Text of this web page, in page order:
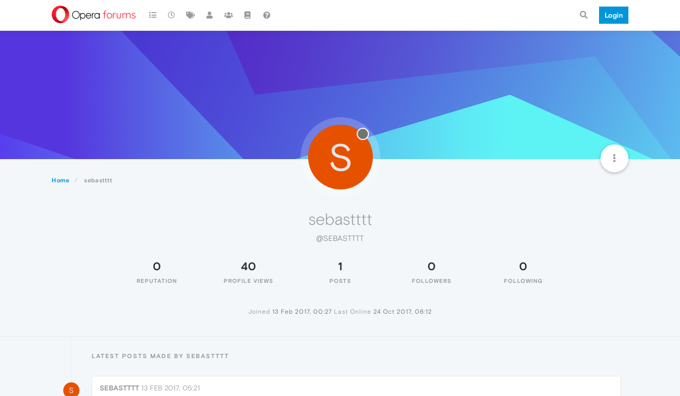
Login
Home sebastttt
S
sebastttt
@SEBASTTTT
0
REPUTATION
40
PROFILE VIEWS
1
POSTS
0
FOLLOWERS
0
FOLLOWING
Joined 13 Feb 2017, 00:27 Last Online 24 Oct 2017, 06:12
LATEST POSTS MADE BY SEBASTTTT
S SEBASTTTT 13 FEB 2017, 05:21